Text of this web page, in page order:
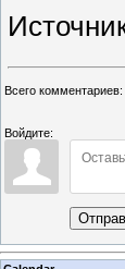
Всего комментариев:
Войдите: